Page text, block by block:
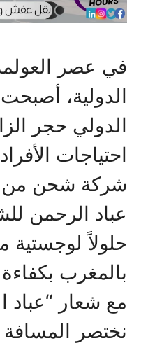
في عصر
الدولية،
الدولي حجر
احتياجات
شركة شحن من
عباد الرحمن
حلولاً لوجستية
بالمغرب
مع شعار
نختصر